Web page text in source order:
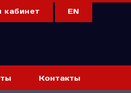
кабинет EN
Контакты